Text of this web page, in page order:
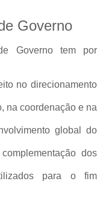
Governo
Governo tem por
no direcionamento
na coordenação e na
global do
dos
para o fim